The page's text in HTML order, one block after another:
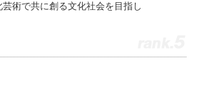
術で共に創る文化社会を目指し